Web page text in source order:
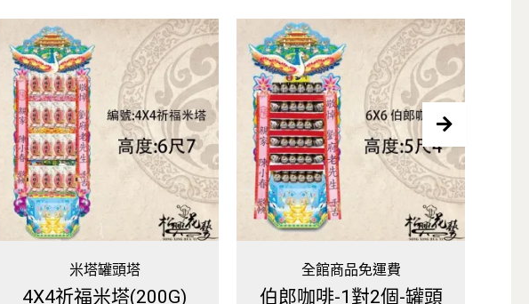
全館商品免運費
伯郎咖啡-1對2個-罐頭
全館商品免運費
一般飲料罐頭塔(大)-1